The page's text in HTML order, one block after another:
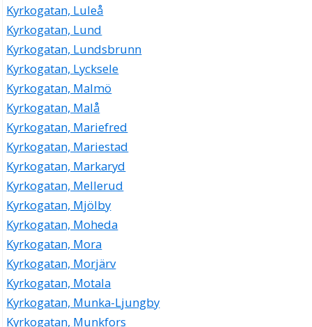
Kyrkogatan, Luleå
Kyrkogatan, Lund
Kyrkogatan, Lundsbrunn
Kyrkogatan, Lycksele
Kyrkogatan, Malmö
Kyrkogatan, Malå
Kyrkogatan, Mariefred
Kyrkogatan, Mariestad
Kyrkogatan, Markaryd
Kyrkogatan, Mellerud
Kyrkogatan, Mjölby
Kyrkogatan, Moheda
Kyrkogatan, Mora
Kyrkogatan, Morjärv
Kyrkogatan, Motala
Kyrkogatan, Munka-Ljungby
Kyrkogatan, Munkfors